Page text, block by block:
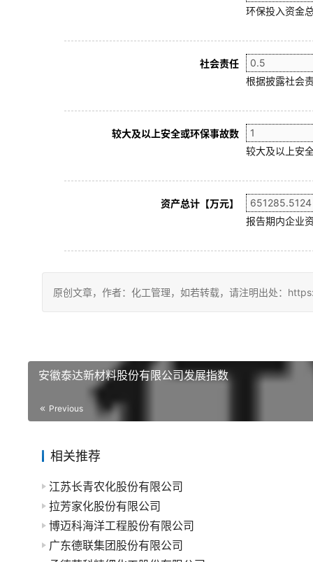
环保投入资金
社会责任
根据披露社会
较大及以上安全或环保事故数
较大及以上安
资产总计【万元】
报告期内企业
原创文章，作者：化工管理，如若转载，请注明出处：
安徽泰达新材料股份有限公司发展指数
Previous
相关推荐
江苏长青农化股份有限公司
拉芳家化股份有限公司
博迈科海洋工程股份有限公司
广东德联集团股份有限公司